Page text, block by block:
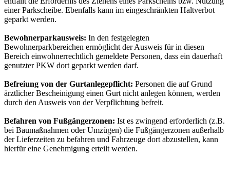
einer Parkscheibe. Ebenfalls kann im eingeschränkten Haltverbot
geparkt werden.
Bewohnerparkausweis: In den festgelegten
Bewohnerparkbereichen ermöglicht der Ausweis für in diesen
Bereich einwohnerrechtlich gemeldete Personen, dass ein dauerhaft
genutzter PKW dort geparkt werden darf.
Befreiung von der Gurtanlegepflicht: Personen die auf Grund
ärztlicher Bescheinigung einen Gurt nicht anlegen können, werden
durch den Ausweis von der Verpflichtung befreit.
Befahren von Fußgängerzonen: Ist es zwingend erforderlich (z.B.
bei Baumaßnahmen oder Umzügen) die Fußgängerzonen außerhalb
der Lieferzeiten zu befahren und Fahrzeuge dort abzustellen, kann
hierfür eine Genehmigung erteilt werden.